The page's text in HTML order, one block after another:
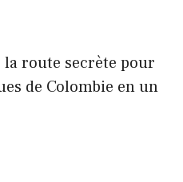
la route secrète pour
de Colombie en un